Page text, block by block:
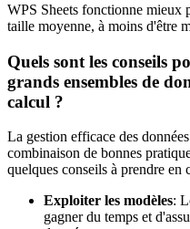
WPS Sheets fonctionne mieux
taille moyenne, à moins d'être
Quels sont les conseils
grands ensembles de
calcul ?
La gestion efficace des
combinaison de bonnes
quelques conseils à prendre en
Exploiter les modèles:
gagner du temps et